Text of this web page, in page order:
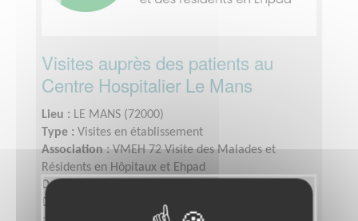
Visites auprès des patients au
Centre Hospitalier Le Mans
Lieu : LE MANS (72000)
Type : Visites en établissement
Association :VMEH 72 Visite des Malades et
Résidents en Hôpitaux et Ehpad
Date :
Disponibilité demandée :